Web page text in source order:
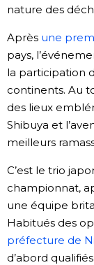
nature des
Après une
pays,
la participation
continents. Au
des lieux
Shibuya et
meilleurs
C’est le trio
championnat,
une équipe
Habitués des
préfecture de
d’abord